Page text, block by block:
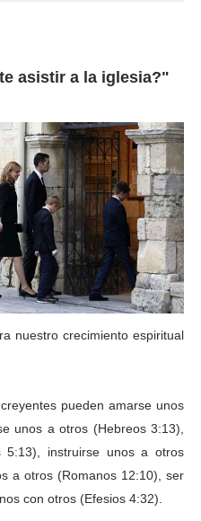
asistir a la iglesia?"
nuestro crecimiento espiritual
pueden amarse unos
unos a otros (Hebreos 3:13),
5:13), instruirse unos a otros
a otros (Romanos 12:10), ser
con otros (Efesios 4:32).